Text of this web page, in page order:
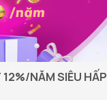
NĂM SIÊU HẤP